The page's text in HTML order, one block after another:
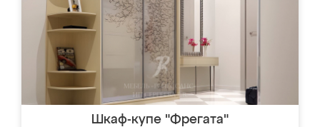
Шкаф-купе "Фрегата"